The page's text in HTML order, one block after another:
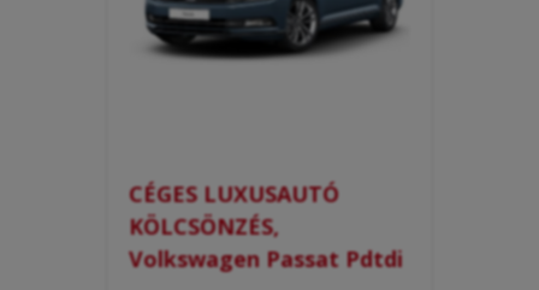
CÉGES LUXUSAUTÓ
KÖLCSÖNZÉS,
Volkswagen Passat Pdtdi